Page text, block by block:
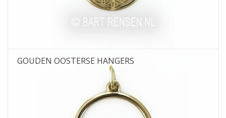
GOUDEN OOSTERSE HANGERS